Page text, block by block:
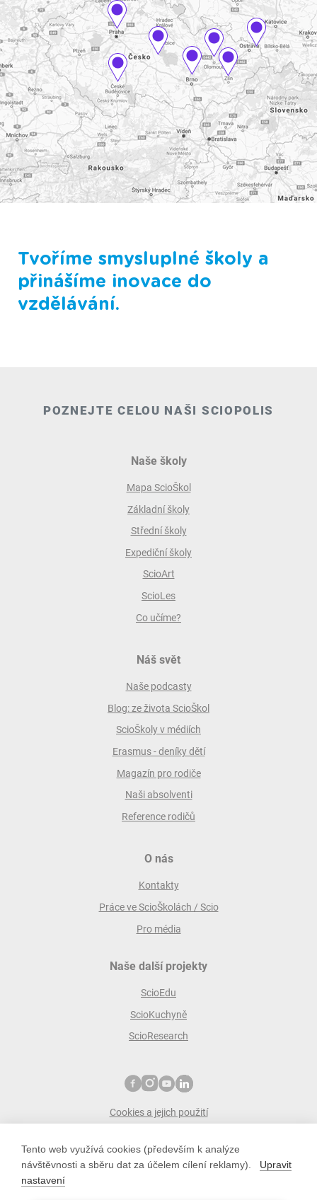
Tento web využívá cookies (především k analýze
návštěvnosti a sběru dat za účelem cílení reklamy).
Upravit
nastavení
Tvoříme smysluplné školy a
přinášíme inovace do
vzdělávání.
POZNEJTE CELOU NAŠI SCIOPOLIS
Naše školy
Mapa ScioŠkol
Základní školy
Střední školy
Expediční školy
ScioArt
ScioLes
Co učíme?
Náš svět
Naše podcasty
Blog: ze života ScioŠkol
ScioŠkoly v médiích
Erasmus - deníky dětí
Magazín pro rodiče
Naši absolventi
Reference rodičů
O nás
Kontakty
Práce ve ScioŠkolách / Scio
Pro média
Naše další projekty
ScioEdu
ScioKuchyně
ScioResearch
Cookies a jejich použití
ScioŠkoly zakládá společnost Scio
scio s.r.o.